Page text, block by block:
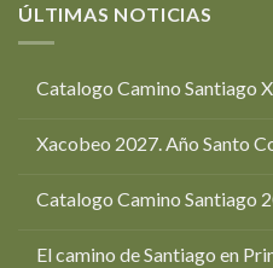
ÚLTIMAS NOTICIAS
Catalogo Camino Santiago
Xacobeo 2027. Año Santo
Catalogo Camino Santiago
El camino de Santiago en